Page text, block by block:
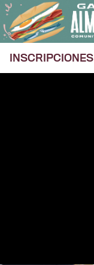
Saltar
al
contenido
INSCRIPCIONES